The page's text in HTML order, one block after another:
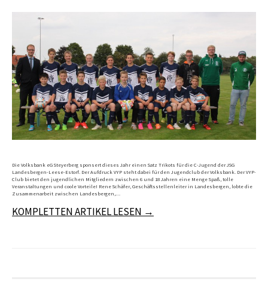
Die Volksbank eG Steyerberg sponsert dieses Jahr einen Satz Trikots für die C-Jugend der JSG
Landesbergen-Leese-Estorf. Der Aufdruck VYP steht dabei für den Jugendclub der Volksbank. Der VYP-
Club bietet den jugendlichen Mitgliedern zwischen 6 und 18 Jahren eine Menge Spaß, tolle
Veranstaltungen und coole Vorteile! Rene Schäfer, Geschäftsstellenleiter in Landesbergen, lobte die
Zusammenarbeit zwischen Landesbergen,…
KOMPLETTEN ARTIKEL LESEN →